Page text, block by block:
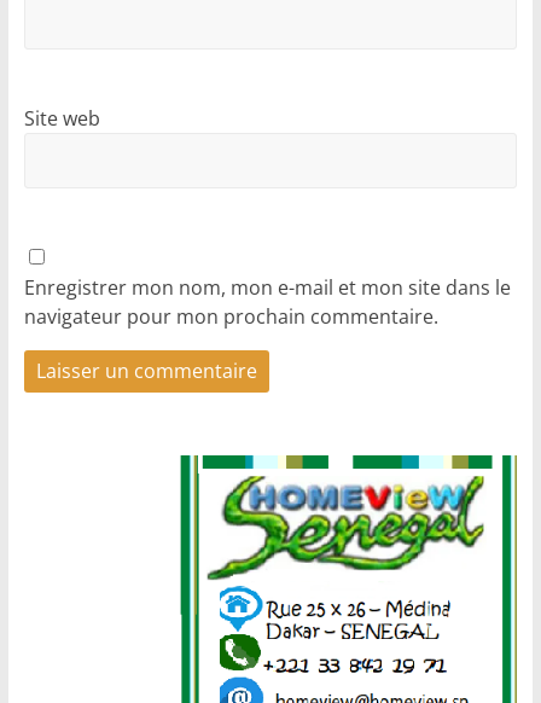
Site web
Enregistrer mon nom, mon e-mail et mon site dans le
navigateur pour mon prochain commentaire.